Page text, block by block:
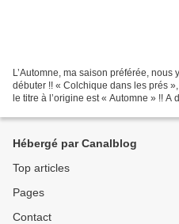
L’Automne, ma saison préférée,
débuter !! « Colchique dans les prés
le titre à l’origine est « Automne » !! A
Hébergé par Canalblog
Top articles
Pages
Contact